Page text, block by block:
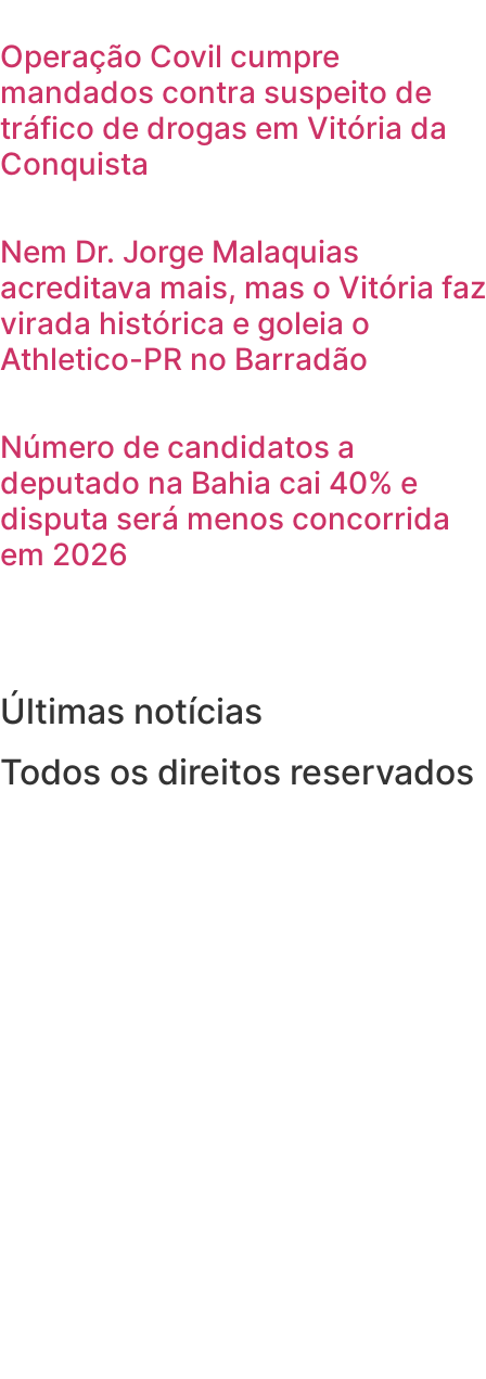
Operação Covil cumpre
mandados contra suspeito de
tráfico de drogas em Vitória da
Conquista
Nem Dr. Jorge Malaquias
acreditava mais, mas o Vitória faz
virada histórica e goleia o
Athletico-PR no Barradão
Número de candidatos a
deputado na Bahia cai 40% e
disputa será menos concorrida
em 2026
Últimas notícias
Todos os direitos reservados